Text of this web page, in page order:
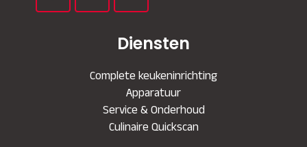
Diensten
Complete keukeninrichting
Apparatuur
Service & Onderhoud
Culinaire Quickscan